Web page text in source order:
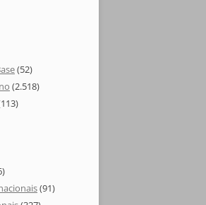
(52)
(2.518)
(91)